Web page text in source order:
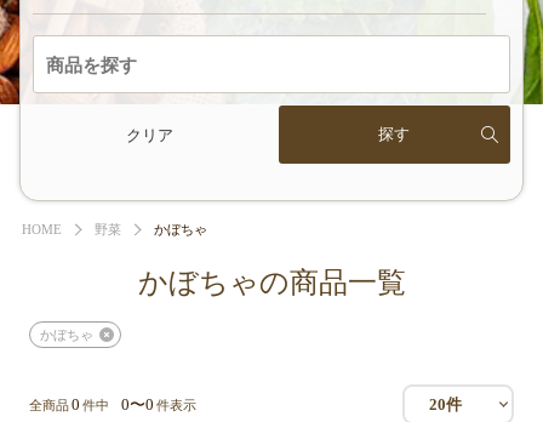
クリア
HOME 野菜 かぼちゃ
かぼちゃの商品一覧
かぼちゃ
全商品0 件中 0〜0 件表示 20件